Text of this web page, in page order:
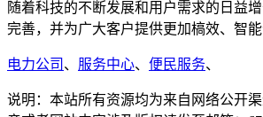
随着科技的不断发展和用户需求的日益
完善，并为广大客户提供更加槁效、智能
电力公司 、 服务中心、 便民服务、
说明：本站所有资源均为来自网络公开